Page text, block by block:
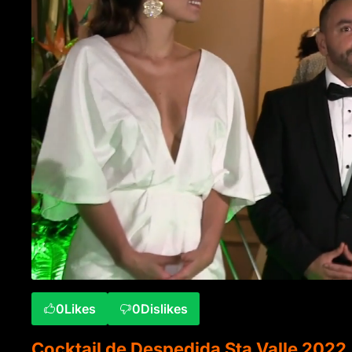
0Likes 0Dislikes